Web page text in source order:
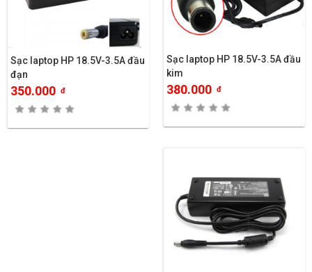
Sạc laptop HP 18.5V-3.5A đầu
đạn
350.000 đ
Sạc laptop HP 18.5V-3.5A đầu
kim
380.000 đ